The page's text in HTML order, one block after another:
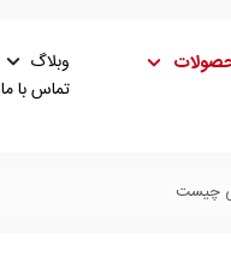
وبلاگ
تماس با ما
چیست